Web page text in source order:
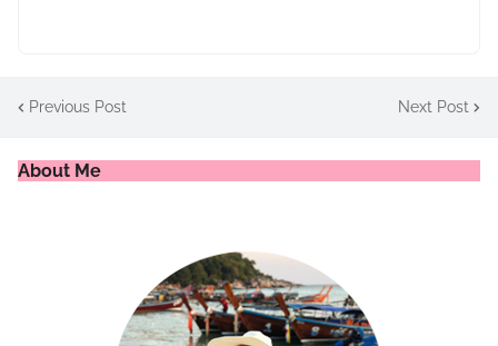
Previous Post Next Post
About Me